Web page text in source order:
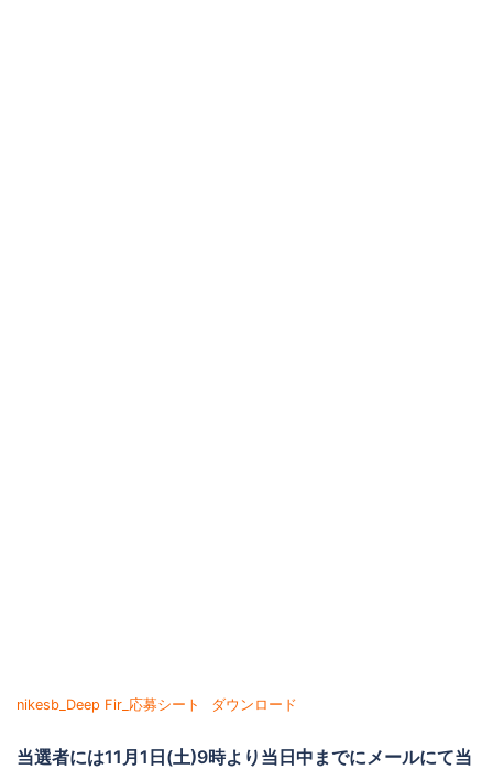
nikesb_Deep Fir_応募シート ダウンロード
当選者には11月1日(土)9時より当日中までに メールにて当